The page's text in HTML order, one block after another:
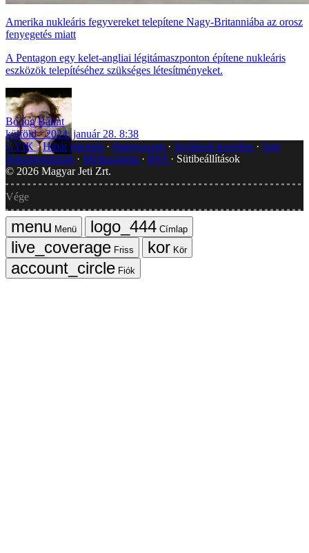
Amerika nukleáris fegyvereket telepítene Nagy-Britanniába az orosz
fenyegetés miatt
A Pentagon egy kelet-angliai légitámaszponton építene nukleáris
eszközök telepítéséhez szükséges létesítményeket.
Bódog Bálint
külföld
2024. január 28. 8:38
GYIK Hibát jelentek Impresszum Javítások kezelése
Jogi
dokumentumok
Médiaajánlat RSS
Sütibeállítások
© 2026 Magyar Jeti Zrt.
Vége
Menü
Címlap
Friss
Kör
Fiók